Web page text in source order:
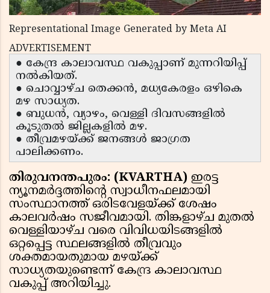
Representational Image Generated by Meta AI
ADVERTISEMENT
● കേന്ദ്ര കാലാവസ്ഥ വകുപ്പാണ് മുന്നറിയിപ്പ്
നൽകിയത്.
● ചൊവ്വാഴ്ച തെക്കൻ, മധ്യകേരളം ഒഴികെ
മഴ സാധ്യത.
● ബുധൻ, വ്യാഴം, വെള്ളി ദിവസങ്ങളിൽ
കൂടുതൽ ജില്ലകളിൽ മഴ.
● തീവ്രമഴയ്ക്ക് ജനങ്ങൾ ജാഗ്രത
പാലിക്കണം.
തിരുവനന്തപുരം: (KVARTHA) ഇരട്ട
ന്യൂനമർദ്ദത്തിന്റെ സ്വാധീനഫലമായി
സംസ്ഥാനത്ത് ഒരിടവേളയ്ക്ക് ശേഷം
കാലവർഷം സജീവമായി. തിങ്കളാഴ്ച മുതൽ
വെള്ളിയാഴ്ച വരെ വിവിധയിടങ്ങളിൽ
ഒറ്റപ്പെട്ട സ്ഥലങ്ങളിൽ തീവ്രവും
ശക്തമായതുമായ മഴയ്ക്ക്
സാധ്യതയുണ്ടെന്ന് കേന്ദ്ര കാലാവസ്ഥ
വകുപ്പ് അറിയിച്ചു.